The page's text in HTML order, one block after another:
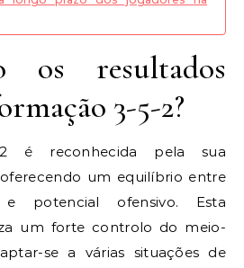
os resultados
3-5-2?
é reconhecida pela sua
um equilíbrio entre
e potencial ofensivo. Esta
um forte controlo do meio-
se a várias situações de